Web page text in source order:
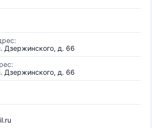
Дзержинского, д. 66
Дзержинского, д. 66